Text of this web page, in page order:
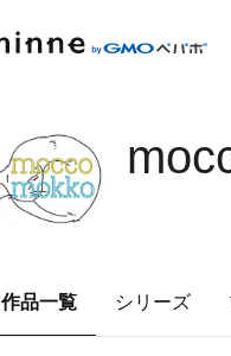
作品一覧 シリーズ